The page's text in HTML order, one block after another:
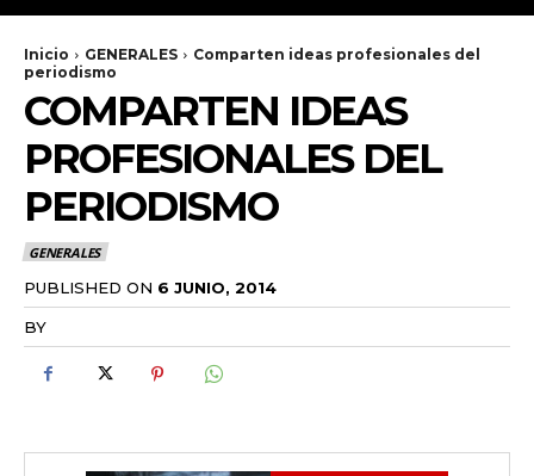
Inicio GENERALES
Comparten ideas profesionales del
periodismo
COMPARTEN IDEAS
PROFESIONALES DEL
PERIODISMO
GENERALES
PUBLISHED ON 6 JUNIO, 2014
BY